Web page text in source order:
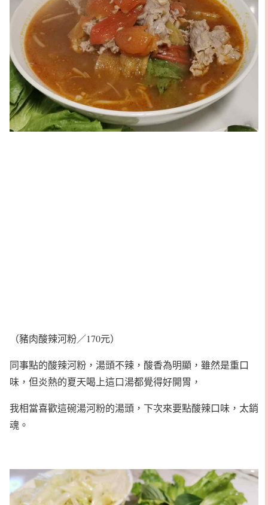
（豬肉酸辣河粉／170元）
同事點的酸辣河粉，湯頭不辣，酸香為明顯，雖然是重口
味，但炎熱的夏天喝上這口湯都覺得好開胃，
我相當喜歡這碗湯河粉的湯頭，下次來要點酸辣口味，太銷
魂。